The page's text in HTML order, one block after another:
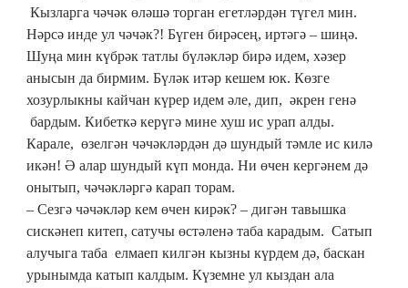
Кызларга чәчәк өләшә торган егетләрдән түгел мин.
Нәрсә инде ул чәчәк?! Бүген бирәсең, иртәгә – шиңә.
Шуңа мин күбрәк татлы бүләкләр бирә идем, хәзер
анысын да бирмим. Бүләк итәр кешем юк. Көзге
хозурлыкны кайчан күрер идем әле, дип, әкрен генә
бардым. Кибеткә керүгә мине хуш ис урап алды.
Карале, өзелгән чәчәкләрдән дә шундый тәмле ис килә
икән! Ә алар шундый күп монда. Ни өчен кергәнем дә
онытып, чәчәкләргә карап торам.
– Сезгә чәчәкләр кем өчен кирәк? – дигән тавышка
сискәнеп китеп, сатучы өстәленә таба карадым. Сатып
алучыга таба елмаеп килгән кызны күрдем дә, баскан
урынымда катып калдым. Күземне ул кыздан ала